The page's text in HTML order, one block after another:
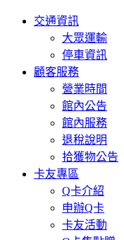
交通資訊
大眾運輸
停車資訊
顧客服務
營業時間
館內公告
館內服務
退稅說明
拾獲物公告
卡友專區
Q卡介紹
申辦Q卡
卡友活動